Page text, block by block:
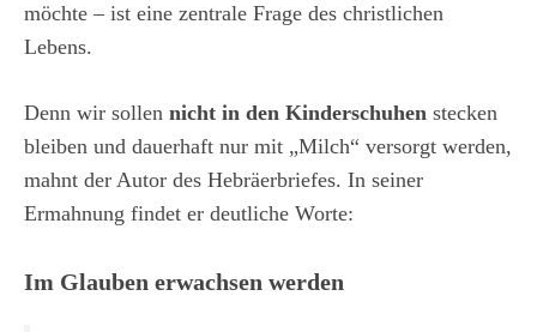
möchte – ist eine zentrale Frage des christlichen
Lebens.
Denn wir sollen nicht in den Kinderschuhen stecken
bleiben und dauerhaft nur mit „Milch“ versorgt werden,
mahnt der Autor des Hebräerbriefes. In seiner
Ermahnung findet er deutliche Worte:
Im Glauben erwachsen werden